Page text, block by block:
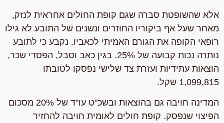
אלא שהשופטת סברה שגם קופת החולים אחראית לנזק,
מאחר שעל אף ביקוריו החוזרים ונשנים של התובע לא גילו
רופאי הקופה את הגורם האמיתי לכאביו. נקבע כי לתובע
נותרה נכות קבועה של 25%. בגין כאב וסבל, הפסדי שכר,
הוצאות עתידיות ועזרת צד שלישי נפסקו לטובתו
1,099,815 שקל.
המדינה חויבה גם בהוצאות ובשכ"ט עו"ד של 20% מסכום
הפיצוי שנפסק. קופת חולים לאומית חויבה להחזיר